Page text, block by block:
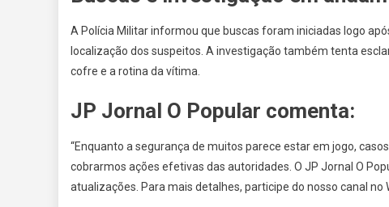
A Polícia Militar informou que buscas foram iniciadas logo
localização dos suspeitos. A investigação também tenta
cofre e a rotina da vítima.
JP Jornal O Popular comenta:
“Enquanto a segurança de muitos parece estar em jogo,
cobrarmos ações efetivas das autoridades. O JP Jornal O
atualizações. Para mais detalhes, participe do nosso canal no